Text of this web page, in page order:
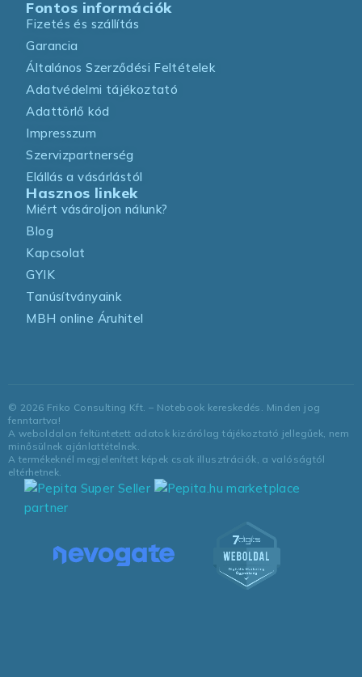
Fontos információk
Fizetés és szállítás
Garancia
Általános Szerződési Feltételek
Adatvédelmi tájékoztató
Adattörlő kód
Impresszum
Szervizpartnerség
Elállás a vásárlástól
Hasznos linkek
Miért vásároljon nálunk?
Blog
Kapcsolat
GYIK
Tanúsítványaink
MBH online Áruhitel
© 2026 Friko Consulting Kft. – Notebook kereskedés. Minden jog
fenntartva!
A weboldalon feltüntetett adatok kizárólag tájékoztató jellegűek, nem
minősülnek ajánlattételnek.
A termékeknél megjelenített képek csak illusztrációk, a valóságtól
eltérhetnek.
marketplace
partner